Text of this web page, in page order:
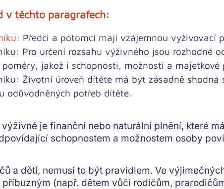
v těchto paragrafech:
: Předci a potomci mají vzájemnou vyživovací
Pro určení rozsahu výživného jsou rozhodné
, jakož i schopnosti, možnosti a majetkové
Životní úroveň dítěte má být zásadně shodná
odůvodněných potřeb dítěte.
výživné je finanční nebo naturální plnění, které má
schopnostem a možnostem osoby
a dětí, nemusí to být pravidlem. Ve
(např. dětem vůči rodičům,